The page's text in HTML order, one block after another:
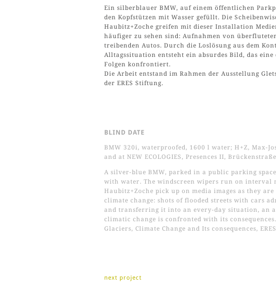
Ein silberblauer BMW, auf einem öffentlichen
den Kopfstützen mit Wasser gefüllt. Die
Haubitz+Zoche greifen mit dieser Installation
häufiger zu sehen sind: Aufnahmen von
treibenden Autos. Durch die Loslösung aus dem
Alltagssituation entsteht ein absurdes Bild, das
Folgen konfrontiert.
Die Arbeit entstand im Rahmen der Ausstellung
der ERES Stiftung.
BLIND DATE
BMW 320i, waterproofed, 1600 l water; H+Z, Max-
and at NEW ECOLOGIES, Presences II,
A silver-blue BMW, parked in a public parking
with water. The windscreen wipers run on
Haubitz+Zoche pick up on media images as they
climate change: shots of flooded streets with cars
and transferring it into an every-day situation, an
climatic change is confronted with its
Glaciers, Climate Change and Its consequences,
next project